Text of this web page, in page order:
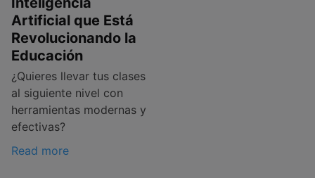
Artificial que Está
Revolucionando la
Educación
¿Quieres llevar tus clases
al siguiente nivel con
herramientas modernas y
efectivas?
Read more